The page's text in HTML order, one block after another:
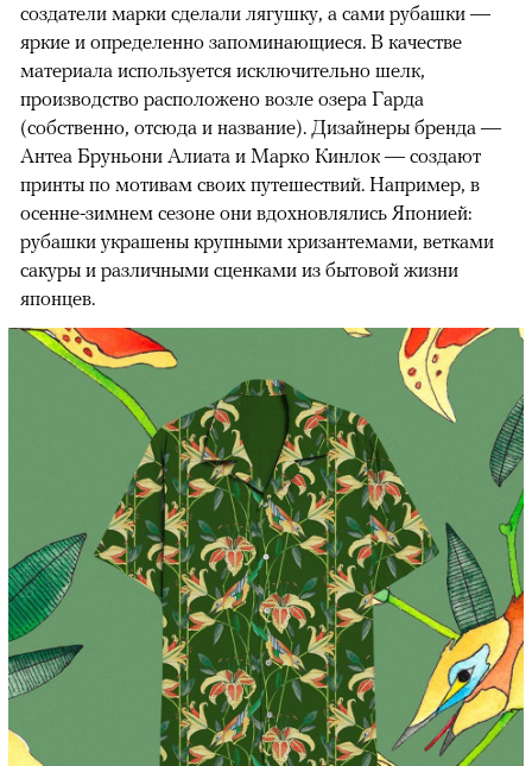
создатели марки сделали лягушку, а сами рубашки —
яркие и определенно запоминающиеся. В качестве
материала используется исключительно шелк,
производство расположено возле озера Гарда
(собственно, отсюда и название). Дизайнеры бренда —
Антеа Бруньони Алиата и Марко Кинлок — создают
принты по мотивам своих путешествий. Например, в
осенне-зимнем сезоне они вдохновлялись Японией:
рубашки украшены крупными хризантемами, ветками
сакуры и различными сценками из бытовой жизни
японцев.